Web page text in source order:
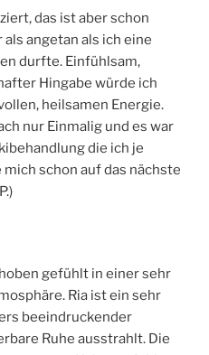
das ist aber schon
angetan als ich eine
durfte. Einfühlsam,
Hingabe würde ich
heilsamen Energie.
nur Einmalig und es war
die ich je
schon auf das nächste
gefühlt in einer sehr
Ria ist ein sehr
beeindruckender
Ruhe ausstrahlt. Die